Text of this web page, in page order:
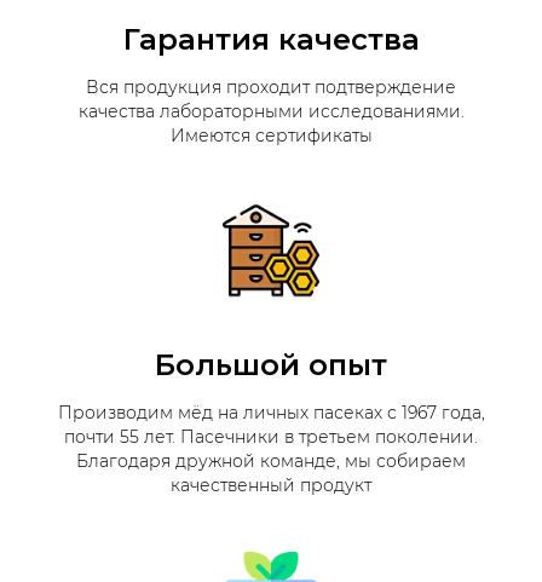
Гарантия качества
Вся продукция проходит подтверждение
качества лабораторными исследованиями.
Имеются сертификаты
Большой опыт
Производим мёд на личных пасеках с 1967 года,
почти 55 лет. Пасечники в третьем поколении.
Благодаря дружной команде, мы собираем
качественный продукт